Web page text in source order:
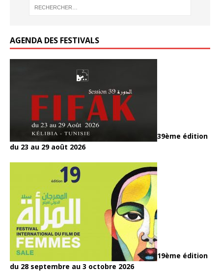
AGENDA DES FESTIVALS
39ème édition
du 23 au 29 août 2026
19ème édition
du 28 septembre au 3 octobre 2026